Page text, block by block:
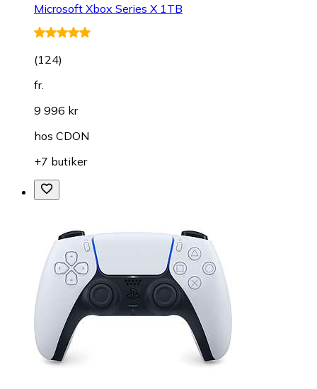
Microsoft Xbox Series X 1TB
(124)
fr.
9 996 kr
hos CDON
+7 butiker